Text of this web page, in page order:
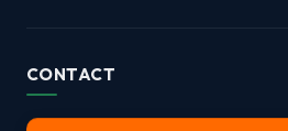
CONTACT